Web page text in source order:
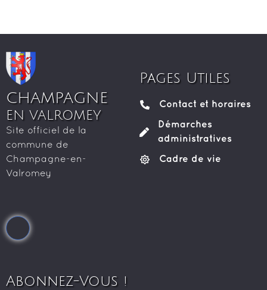
CHAMPAGNE
EN VALROMEY
Site officiel de la
commune de
Champagne-en-
Valromey
Pages Utiles
Contact et horaires
Démarches
administratives
Cadre de vie
Abonnez-Vous !